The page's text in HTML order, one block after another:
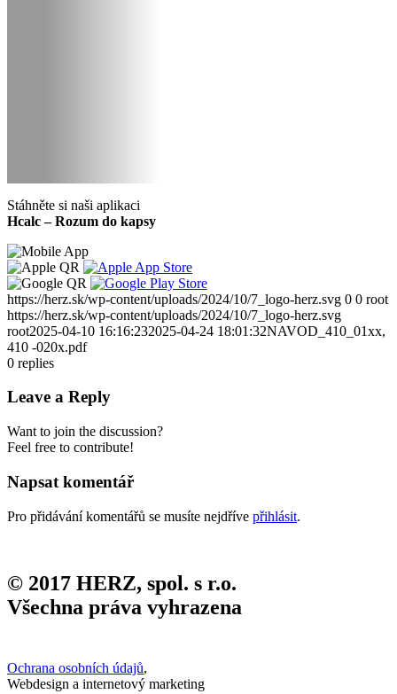
Stáhněte si naši aplikaci
Hcalc – Rozum do kapsy
https://herz.sk/wp-content/uploads/2024/10/7_logo-herz.svg 0 0 root
https://herz.sk/wp-content/uploads/2024/10/7_logo-herz.svg
root2025-04-10 16:16:232025-04-24 18:01:32NAVOD_410_01xx,
410 -020x.pdf
0 replies
Leave a Reply
Want to join the discussion?
Feel free to contribute!
Napsat komentář
Pro přidávání komentářů se musíte nejdříve přihlásit.
© 2017 HERZ, spol. s r.o.
Všechna práva vyhrazena
Ochrana osobních údajů,
Webdesign a internetový marketing